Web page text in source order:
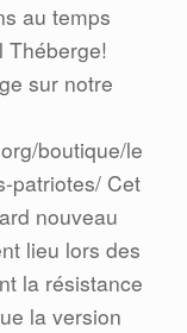
au temps
Théberge!
sur notre
boutique/le
patriotes/ Cet
nouveau
lieu lors des
la résistance
la version